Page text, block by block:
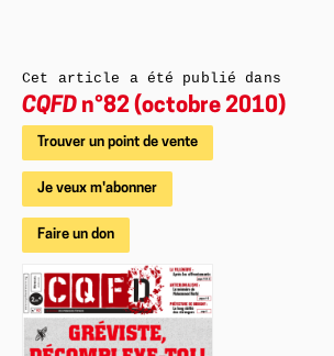
Cet article a été publié dans
CQFD n°82 (octobre 2010)
Trouver un point de vente
Je veux m'abonner
Faire un don